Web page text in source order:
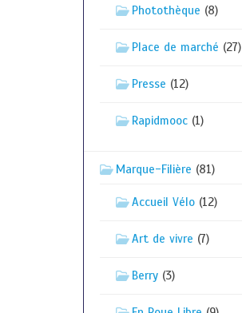
Photothèque (8)
Place de marché (27)
Presse (12)
Rapidmooc(1)
Marque-Filière (81)
Accueil Vélo(12)
Art de vivre (7)
Berry(3)